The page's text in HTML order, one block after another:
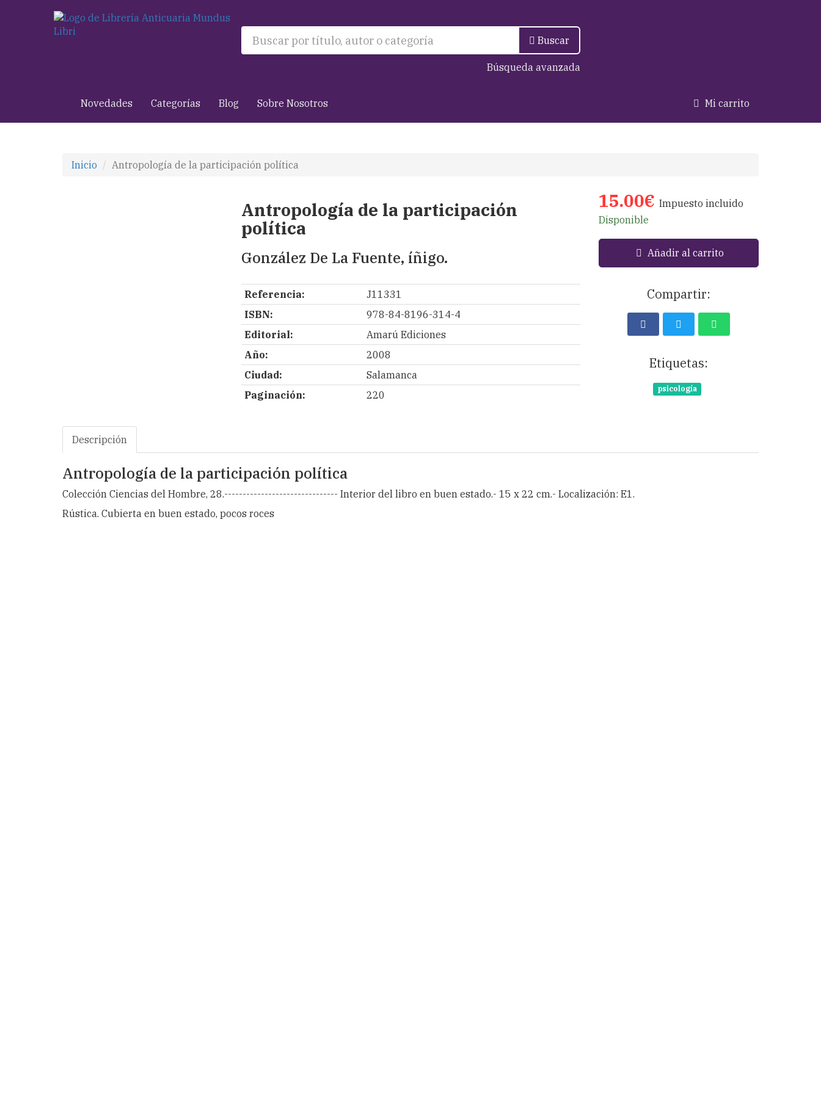
Buscar
Búsqueda avanzada
Novedades Categorías Blog Sobre Nosotros Mi carrito
Inicio Antropología de la participación política
Antropología de la participación
política
González De La Fuente, íñigo.
Referencia:
J11331
ISBN:
978-84-8196-314-4
Editorial:
Amarú Ediciones
Año:
2008
Ciudad:
Salamanca
Paginación:
220
15.00€ Impuesto incluido
Disponible
Añadir al carrito
Compartir:
Etiquetas:
psicología
Descripción
Antropología de la participación política
Colección Ciencias del Hombre, 28.------------------------------- Interior del libro en buen estado.- 15 x 22 cm.- Localización: E1.
Rústica. Cubierta en buen estado, pocos roces